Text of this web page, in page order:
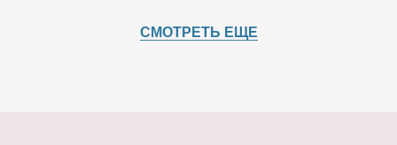
СМОТРЕТЬ ЕЩЕ